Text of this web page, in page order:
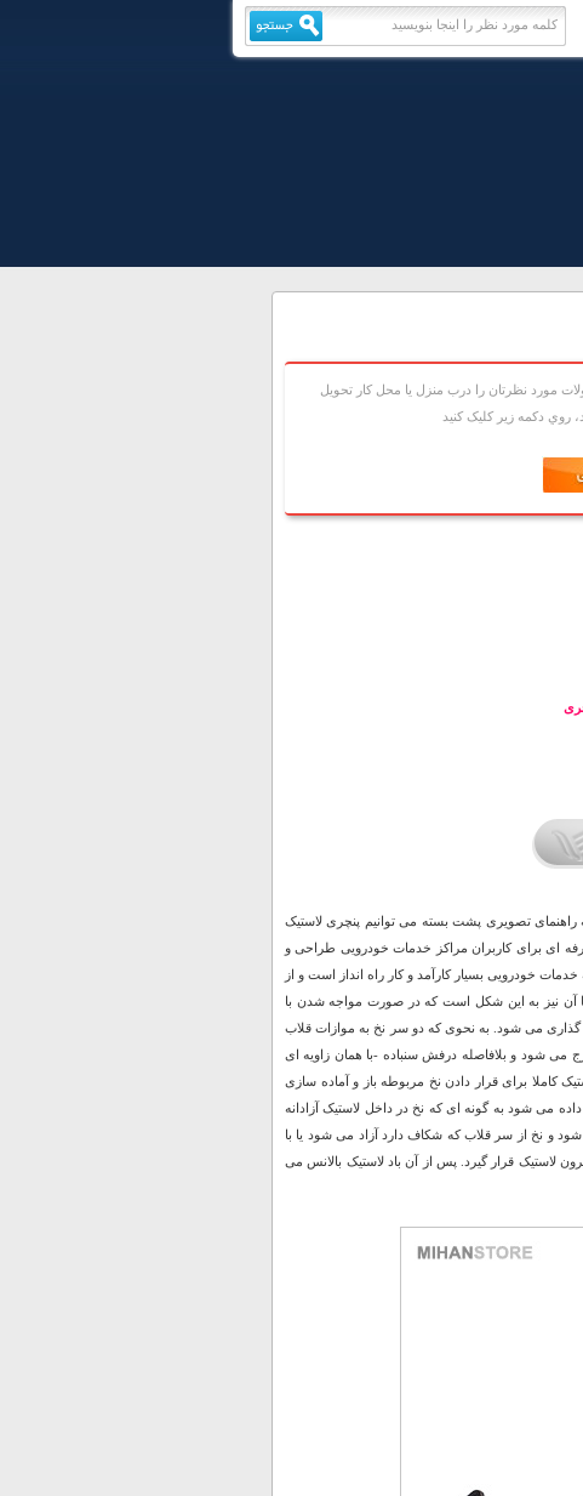
مورد نظرتان را درب منزل يا محل کار تحويل
روي دکمه زير کليک کنيد
راهنمای تصویری پشت بسته می توانیم پنچری لاستیک
ای برای کاربران مراکز خدمات خودرویی طراحی و
خودرویی بسیار کارآمد و کار راه انداز است و از
آن نیز به این شکل است که در صورت مواجه شدن با
گذاری می شود. به نحوی که دو سر نخ به موازات قلاب
می شود و بلافاصله درفش سنباده -با همان زاویه ای
برای قرار دادن نخ مربوطه باز و آماده سازی
می شود به گونه ای که نخ در داخل لاستیک آزادانه
و نخ از سر قلاب که شکاف دارد آزاد می شود یا با
لاستیک قرار گیرد. پس از آن باد لاستیک بالانس می